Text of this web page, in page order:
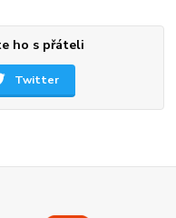
ho s přáteli
Twitter